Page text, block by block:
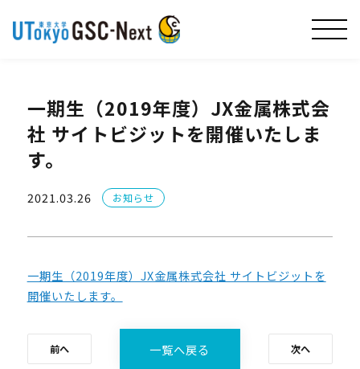
一期生（2019年度）JX金属株式会
社 サイトビジットを開催いたしま
す。
2021.03.26 お知らせ
一期生（2019年度）JX金属株式会社 サイトビジットを
開催いたします。
前へ 一覧へ戻る 次へ